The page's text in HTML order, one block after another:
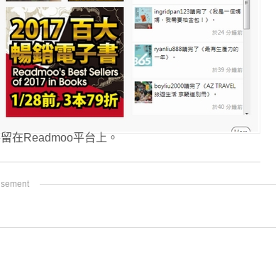
在Readmoo平台上。